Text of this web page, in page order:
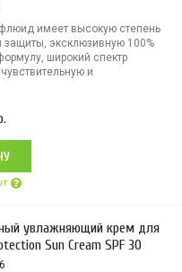
имеет высокую степень
эксклюзивную 100%
широкий спектр
и
увлажняющий крем для
Sun Cream SPF 30